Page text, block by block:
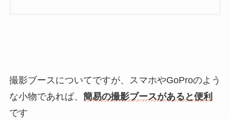
撮影ブースについてですが、スマホやGoProのよう
な小物であれば、 簡易の撮影ブースがあると便利
です